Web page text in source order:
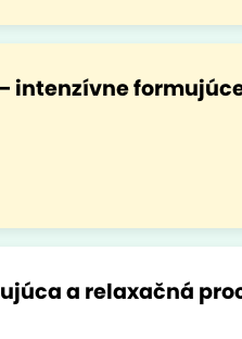
– intenzívne
a relaxačná